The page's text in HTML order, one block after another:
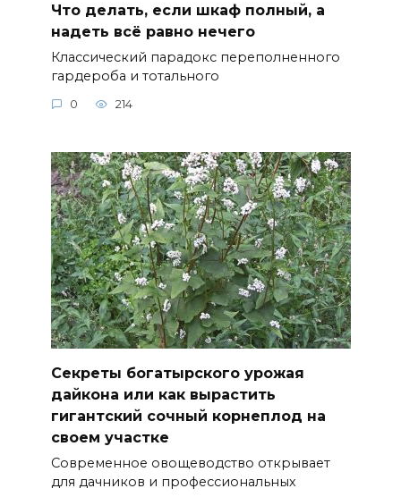
Что делать, если шкаф полный, а
надеть всё равно нечего
Классический парадокс переполненного
гардероба и тотального
0 214
Секреты богатырского урожая
дайкона или как вырастить
гигантский сочный корнеплод на
своем участке
Современное овощеводство открывает
для дачников и профессиональных